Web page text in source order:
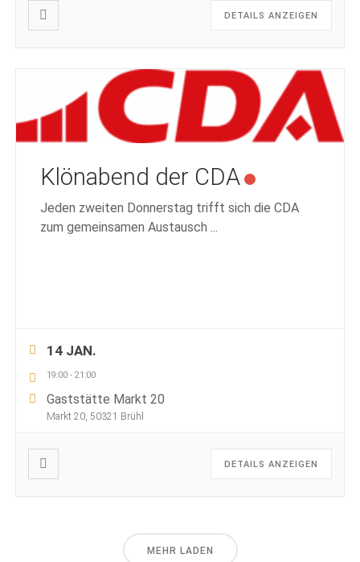
DETAILS ANZEIGEN
Klönabend der CDA
Jeden zweiten Donnerstag trifft sich die CDA
zum gemeinsamen Austausch...
14 JAN.
19:00 -21:00
Gaststätte Markt 20
Markt 20, 50321 Brühl
DETAILS ANZEIGEN
MEHR LADEN